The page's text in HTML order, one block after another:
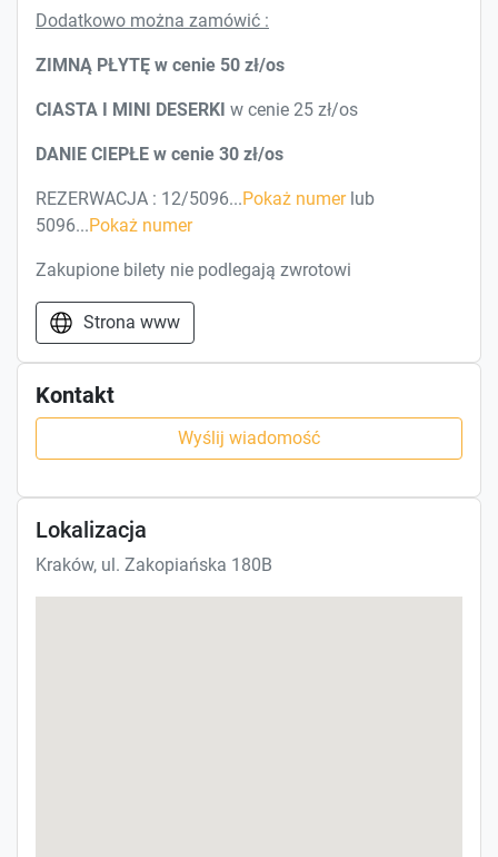
Dodatkowo można zamówić :
ZIMNĄ PŁYTĘ w cenie 50 zł/os
CIASTA I MINI DESERKI w cenie 25 zł/os
DANIE CIEPŁE w cenie 30 zł/os
REZERWACJA : 12/5096...Pokaż numerlub
5096...Pokaż numer
Zakupione bilety nie podlegają zwrotowi
Strona www
Kontakt
Wyślij wiadomość
Lokalizacja
Kraków, ul. Zakopiańska 180B